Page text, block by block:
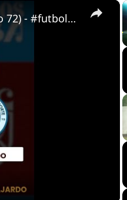
×
Almendras de Párraga VS Fajardo (Partido 72) - #futboldebarrioscuba